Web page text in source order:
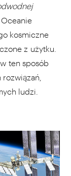
Oceanie
kosmiczne
z użytku.
ten sposób
ludzi.